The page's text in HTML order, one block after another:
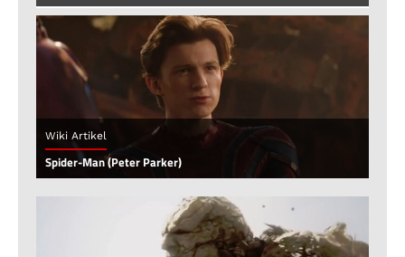
Wiki Artikel
Spider-Man (Peter Parker)